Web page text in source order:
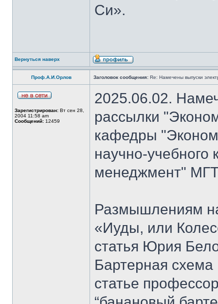
Си».
Вернуться наверх
Проф.А.И.Орлов Заголовок сообщения: Re: Намечены выпуски
Зарегистрирован: Вт сен 28,
2004 11:58 am
Сообщений: 12459
2025.06.02.
рассылки
кафедры
научно-
менеджмент"
Размышлениям
«Иуды, или
статья Юрия
Бартерная схема
статье